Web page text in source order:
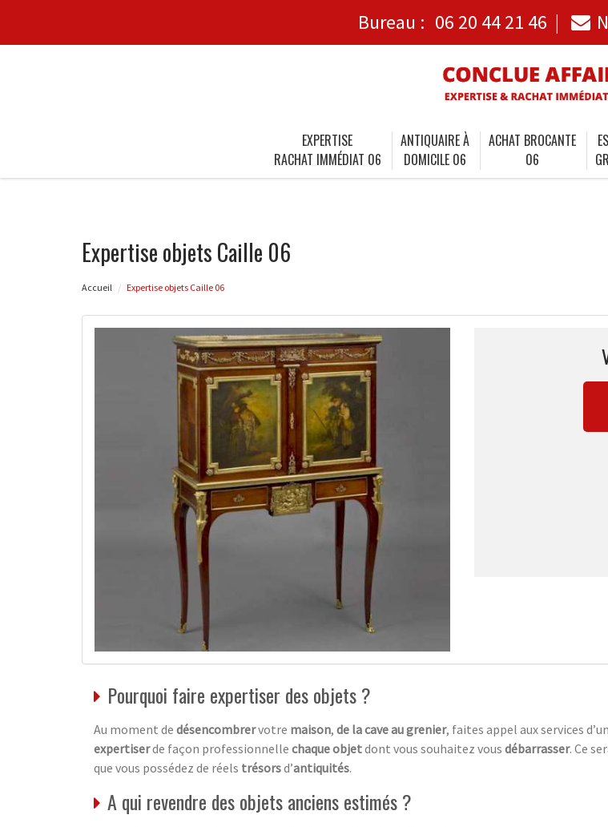
Bureau : 06 20 44 21 46
EXPERTISE
RACHAT IMMÉDIAT 06
ANTIQUAIRE À
DOMICILE 06
ACHAT BROCANTE
06
Expertise objets Caille 06
Accueil Expertise objets Caille 06
Pourquoi faire expertiser des objets ?
Au moment de désencombrervotre maison, de la cave au grenier, faites appel aux services d’un
expertiserde façon professionnelle chaque objetdont vous souhaitez vous débarrasser. Ce
que vous possédez de réels trésorsd’antiquités.
A qui revendre des objets anciens estimés ?